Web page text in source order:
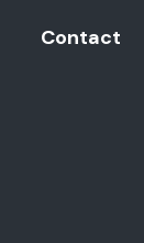
Contact